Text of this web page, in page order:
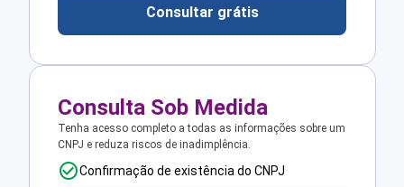
Consultar grátis
Consulta Sob Medida
Tenha acesso completo a todas as informações sobre um
CNPJ e reduza riscos de inadimplência.
Confirmação de existência do CNPJ